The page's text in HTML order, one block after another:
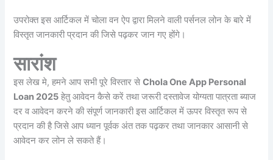
उपरोक्त इस आर्टिकल में चोला वन ऐप द्वारा मिलने वाली पर्सनल लोन के बारे में
विस्तृत जानकारी प्रदान की जिसे पढ़कर जान गए होंगे।
सारांश
इस लेख मे, हमने आप सभी पूरे विस्तार सेChola One App Personal
Loan 2025 हेतु आवेदन कैसे करें तथा जरूरी दस्तावेज योग्यता पात्रता ब्याज
दर व आवेदन करने की संपूर्ण जानकारी इस आर्टिकल में ऊपर विस्तृत रूप से
प्रदान की है जिसे आप ध्यान पूर्वक अंत तक पढ़कर तथा जानकार आसानी से
आवेदन कर लोन ले सकते हैं।